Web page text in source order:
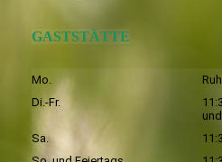
GASTSTÄTTE
Mo.
Di.-Fr.
Sa.